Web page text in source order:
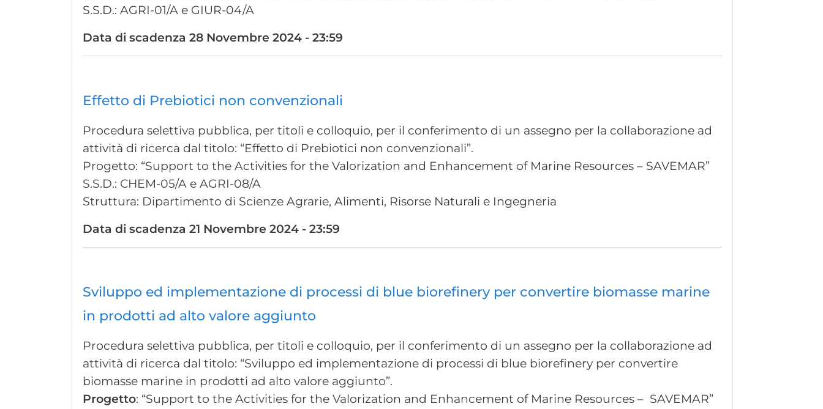
S.S.D.: AGRI-01/A e GIUR-04/A
Data di scadenza 28 Novembre 2024 - 23:59
Effetto di Prebiotici non convenzionali
Procedura selettiva pubblica, per titoli e colloquio, per il conferimento di un assegno per la collaborazione ad
attività di ricerca dal titolo: “Effetto di Prebiotici non convenzionali”.
Progetto: “Support to the Activities for the Valorization and Enhancement of Marine Resources – SAVEMAR”
S.S.D.: CHEM-05/A e AGRI-08/A
Struttura: Dipartimento di Scienze Agrarie, Alimenti, Risorse Naturali e Ingegneria
Data di scadenza 21 Novembre 2024 - 23:59
Sviluppo ed implementazione di processi di blue biorefinery per convertire biomasse marine
in prodotti ad alto valore aggiunto
Procedura selettiva pubblica, per titoli e colloquio, per il conferimento di un assegno per la collaborazione ad
attività di ricerca dal titolo: “Sviluppo ed implementazione di processi di blue biorefinery per convertire
biomasse marine in prodotti ad alto valore aggiunto”.
Progetto: “Support to the Activities for the Valorization and Enhancement of Marine Resources – SAVEMAR”